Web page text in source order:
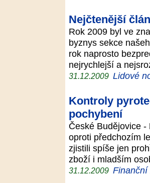
Nejčtenější
Rok 2009 byl ve
byznys sekce
rok naprosto
nejrychlejší a
31.12.2009 Lidové
Kontroly
pochybení
České Budějovice
oproti předchozím
zjistili spíše jen
zboží i mladším
31.12.2009 Finanční